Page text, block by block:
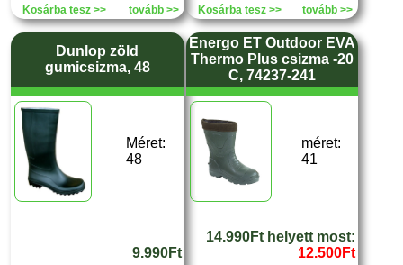
Kosárba tesz >> tovább >> Kosárba tesz >> tovább >>
Dunlop zöld
gumicsizma, 48
Méret:
48
9.990Ft
Energo ET Outdoor EVA
Thermo Plus csizma -20
C, 74237-241
méret:
41
14.990Ft helyett most:
12.500Ft